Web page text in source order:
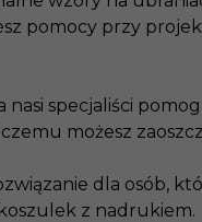
pomocy przy
specjaliści
możesz
dla osób,
z nadrukiem.